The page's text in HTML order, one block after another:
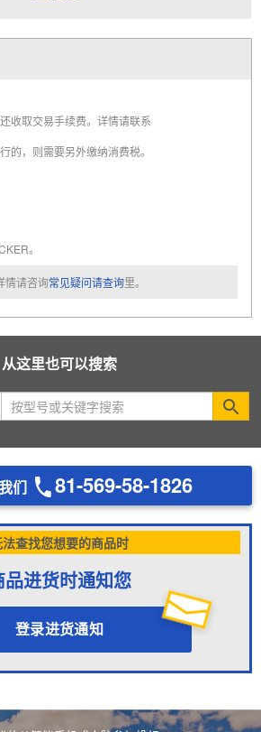
收取交易手续费。详情请联系
的，则需要另外缴纳消费税。
。
情请咨询常见疑问请查询里。
从这里也可以搜索
们 81-569-58-1826
查找您想要的商品时
品进货时通知您
登录进货通知